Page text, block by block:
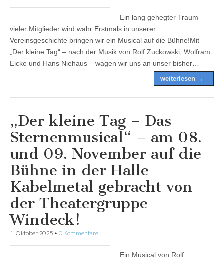
Ein lang gehegter Traum
vieler Mitglieder wird wahr:Erstmals in unserer
Vereinsgeschichte bringen wir ein Musical auf die Bühne!Mit
„Der kleine Tag“ – nach der Musik von Rolf Zuckowski, Wolfram
Eicke und Hans Niehaus – wagen wir uns an unser bisher…
weiterlesen →
„Der kleine Tag – Das
Sternenmusical“ – am 08.
und 09. November auf die
Bühne in der Halle
Kabelmetal gebracht von
der Theatergruppe
Windeck!
1. Oktober 2025 • 0 Kommentare
Ein Musical von Rolf